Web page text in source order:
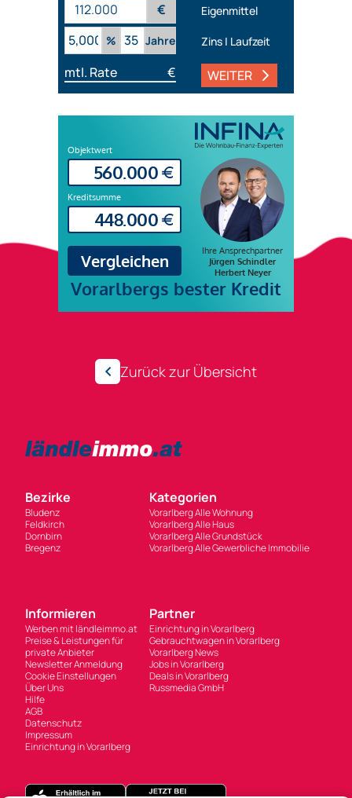
€
Eigenmittel
%
Jahre Zins | Laufzeit
mtl. Rate € WEITER
Zurück zur Übersicht
Bezirke
Bludenz
Feldkirch
Dornbirn
Bregenz
Kategorien
Vorarlberg Alle Wohnung
Vorarlberg Alle Haus
Vorarlberg Alle Grundstück
Vorarlberg Alle Gewerbliche Immobilie
Informieren
Werben mit ländleimmo.at
Preise & Leistungen für
private Anbieter
Newsletter Anmeldung
Cookie Einstellungen
Über Uns
Hilfe
AGB
Datenschutz
Impressum
Einrichtung in Vorarlberg
Partner
Einrichtung in Vorarlberg
Gebrauchtwagen in Vorarlberg
Vorarlberg News
Jobs in Vorarlberg
Deals in Vorarlberg
Russmedia GmbH